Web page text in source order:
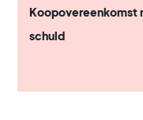
Koopovereenkomst
schuld